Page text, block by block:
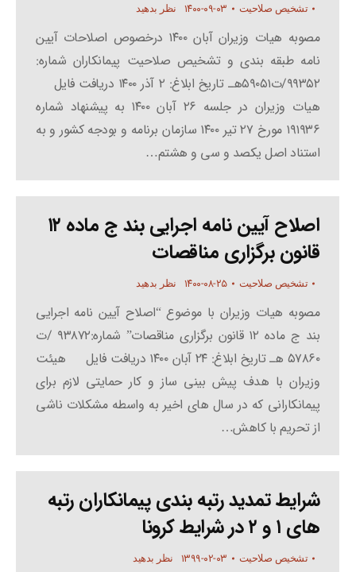
تشخیص صلاحیت ۱۴۰۰-۰۹-۰۳ نظر بدهید
مصوبه هیات وزیران آبان ۱۴۰۰ درخصوص اصلاحات آیین
نامه طبقه بندی و تشخیص صلاحیت پیمانکاران شماره:
۹۹۳۵۲/ت۵۹۰۵۱هـ تاریخ ابلاغ: ۲ آذر ۱۴۰۰ دریافت فایل
هیات وزیران در جلسه ۲۶ آبان ۱۴۰۰ به پیشنهاد شماره
۱۹۱۹۳۶ مورخ ۲۷ تیر ۱۴۰۰ سازمان برنامه و بودجه کشور و به
استناد اصل یکصد و سی و هشتم…
اصلاح آیین نامه اجرایی بند ج ماده ۱۲
قانون برگزاری مناقصات
تشخیص صلاحیت ۱۴۰۰-۰۸-۲۵ نظر بدهید
مصوبه هیات وزیران با موضوع “اصلاح آیین نامه اجرایی
بند ج ماده ۱۲ قانون برگزاری مناقصات” شماره:۹۳۸۷۲ /ت
۵۷۸۶۰ هـ تاریخ ابلاغ: ۲۴ آبان ۱۴۰۰ دریافت فایل هیئت
وزیران با هدف پیش بینی ساز و کار حمایتی لازم برای
پیمانکارانی که در سال های اخیر به واسطه مشکلات ناشی
از تحریم با کاهش…
شرایط تمدید رتبه بندی پیمانکاران رتبه
های ۱ و ۲ در شرایط کرونا
تشخیص صلاحیت ۱۳۹۹-۰۲-۰۳ نظر بدهید